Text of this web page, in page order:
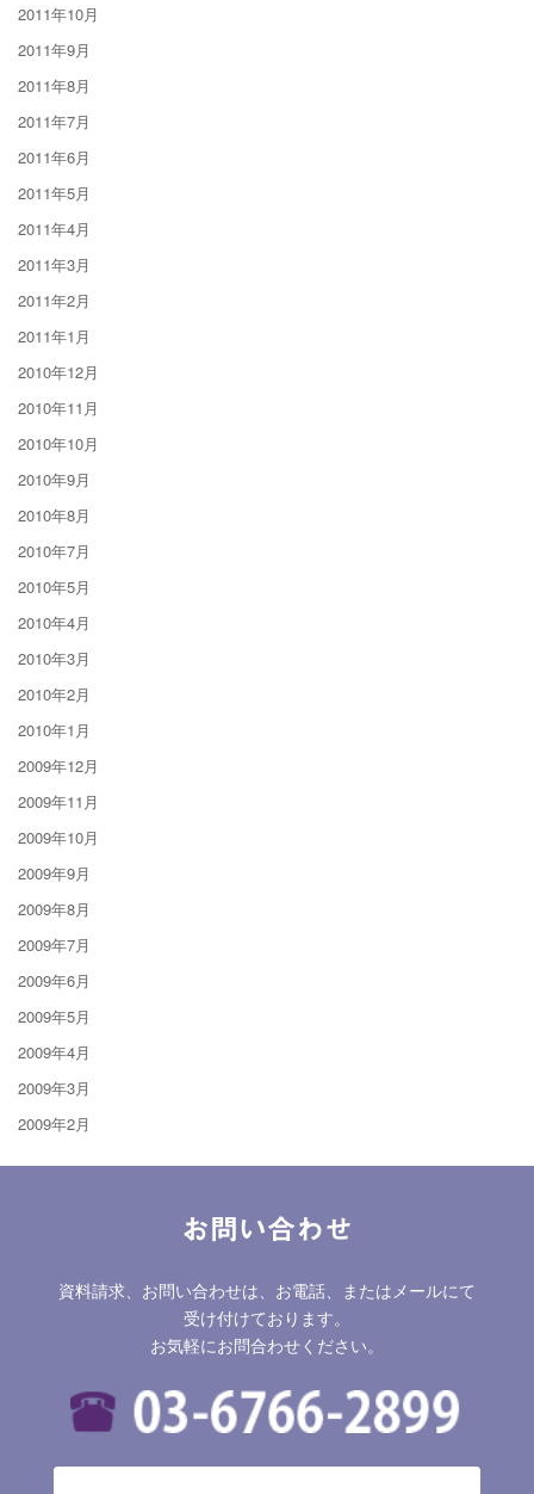
2011年10月
2011年9月
2011年8月
2011年7月
2011年6月
2011年5月
2011年4月
2011年3月
2011年2月
2011年1月
2010年12月
2010年11月
2010年10月
2010年9月
2010年8月
2010年7月
2010年5月
2010年4月
2010年3月
2010年2月
2010年1月
2009年12月
2009年11月
2009年10月
2009年9月
2009年8月
2009年7月
2009年6月
2009年5月
2009年4月
2009年3月
2009年2月
お問い合わせ
資料請求、お問い合わせは、お電話、またはメールにて
受け付けております。
お気軽にお問合わせください。